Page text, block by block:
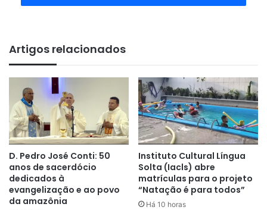
Artigos relacionados
D. Pedro José Conti: 50
anos de sacerdócio
dedicados à
evangelização e ao povo
da amazônia
Instituto Cultural Língua
Solta (Iacls) abre
matrículas para o projeto
“Natação é para todos”
Há 10 horas